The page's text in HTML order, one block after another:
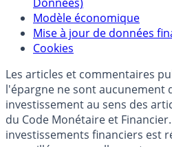
(RGPD - Règlement
Données)
Modèle économique
Mise à jour de données
Cookies
Les articles et commentaires
l'épargne ne sont aucunement
investissement au sens des
du Code Monétaire et